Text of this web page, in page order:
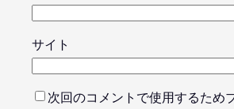
サイト
次回のコメントで使用するため